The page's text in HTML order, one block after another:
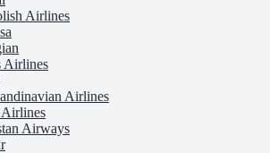
Airlines
Airlines
Airlines
Airways